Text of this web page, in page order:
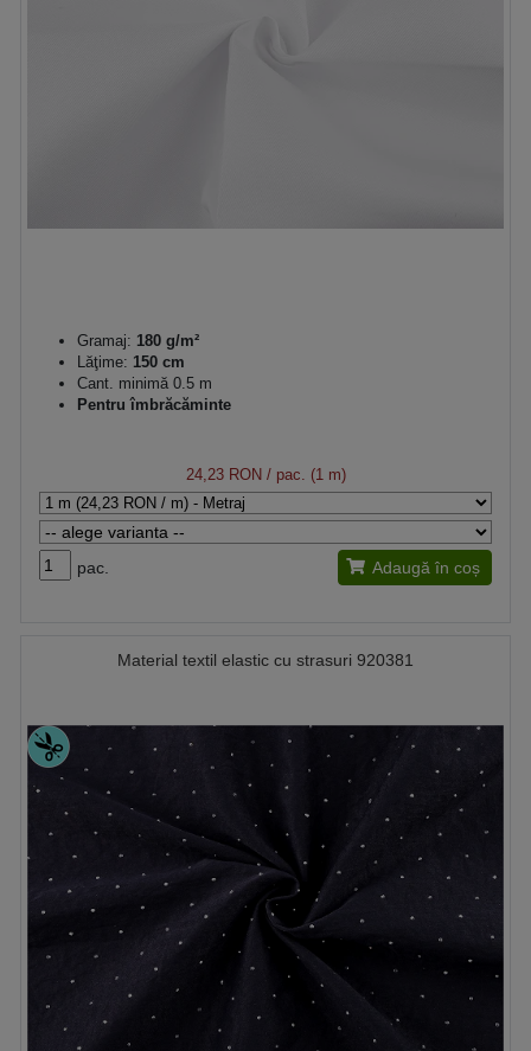
Gramaj: 180 g/m²
Lăţime: 150 cm
Cant. minimă 0.5 m
Pentru îmbrăcăminte
24,23 RON / pac. (1 m)
pac. Adaugă în coș
Material textil elastic cu strasuri 920381